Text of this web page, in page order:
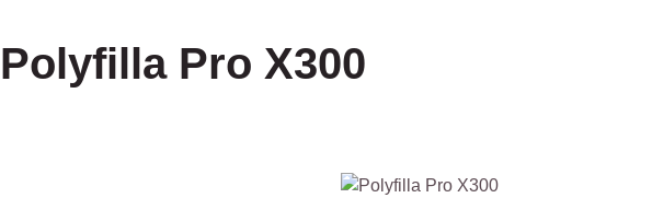
Polyfilla Pro X300